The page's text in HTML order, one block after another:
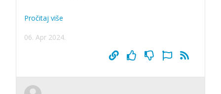
Pročitaj više
06. Apr 2024.